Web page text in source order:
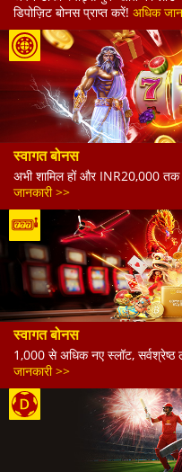
डिपोज़िट बोनस प्राप्त करें! अधिक
स्वागत बोनस
अभी शामिल हों और INR20,000 तक
जानकारी >>
स्वागत बोनस
1,000 से अधिक नए स्लॉट,
जानकारी >>